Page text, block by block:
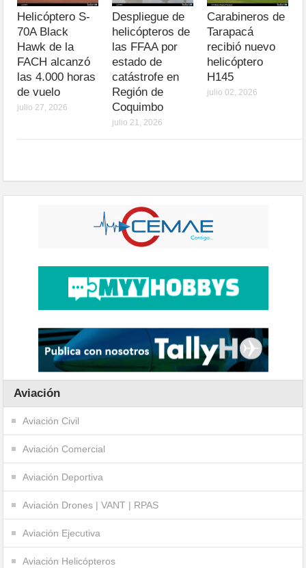
Helicóptero S-
70A Black
Hawk de la
FACH alcanzó
las 4.000 horas
de vuelo
julio 27, 2026
Despliegue de
helicópteros de
las FFAA por
estado de
catástrofe en
Región de
Coquimbo
julio 21, 2026
Carabineros de
Tarapacá
recibió nuevo
helicóptero
H145
julio 02, 2026
Aviación
Aviación Civil
Aviación Comercial
Aviación Deportiva
Aviación Drones | VANT | RPAS
Aviación Ejecutiva
Aviación Helicópteros